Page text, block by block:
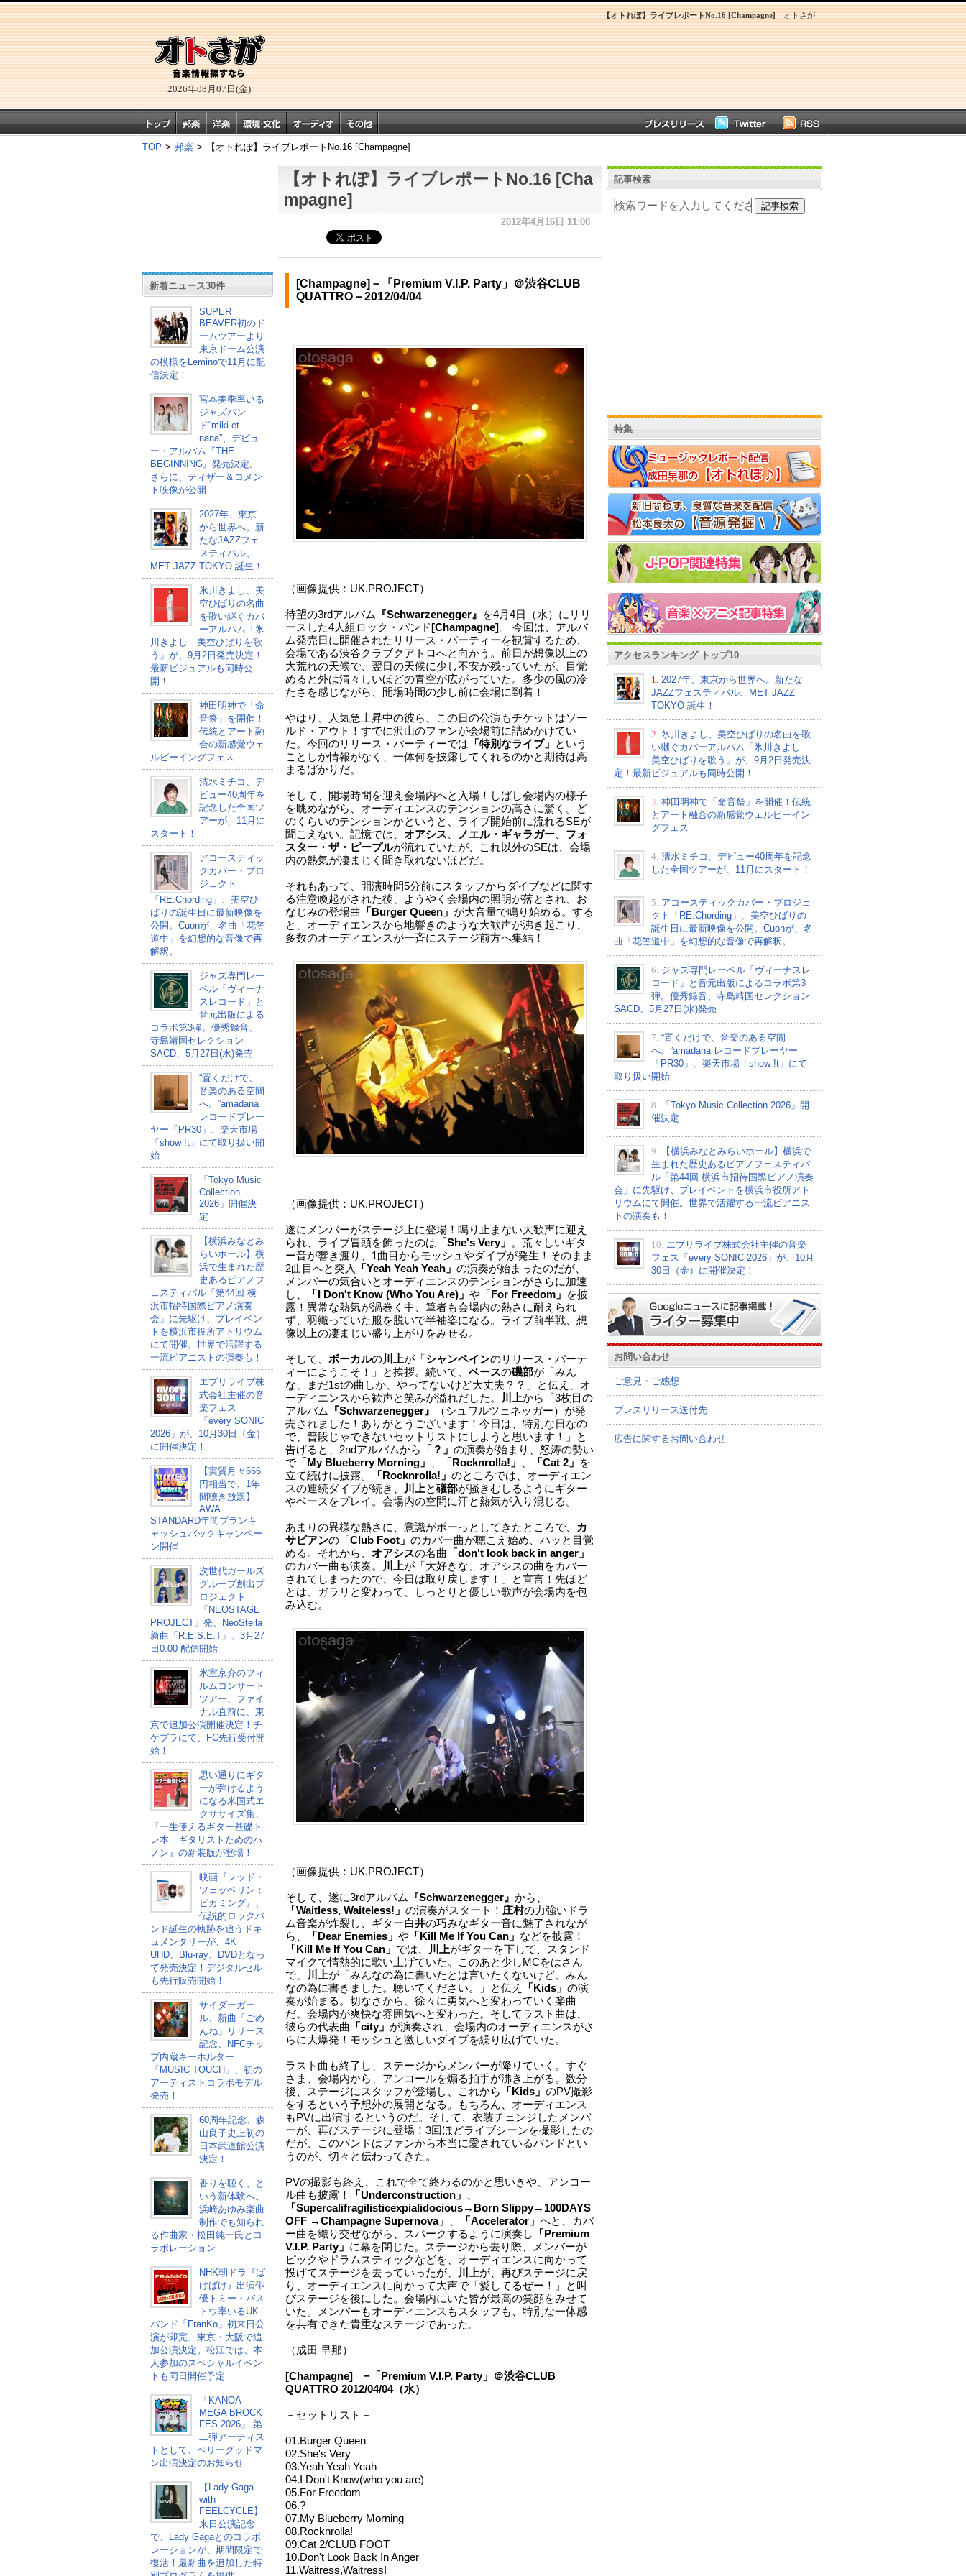
2026年08月07日(金)
オトさが
【オトれぽ】ライブレポートNo.16 [Champagne]
TOP > 邦楽 > 【オトれぽ】ライブレポートNo.16 [Champagne]
新着ニュース30件
SUPER
BEAVER初のド
ームツアーより
東京ドーム公演
の模様をLeminoで11月に配
信決定！
宮本美季率いる
ジャズバン
ド“miki et
nana”、デビュ
ー・アルバム『THE
BEGINNING』発売決定。
さらに、ティザー＆コメン
ト映像が公開
2027年、東京
から世界へ。新
たなJAZZフェ
スティバル、
MET JAZZ TOKYO 誕生！
氷川きよし、美
空ひばりの名曲
を歌い継ぐカバ
ーアルバム「氷
川きよし 美空ひばりを歌
う」が、9月2日発売決定！
最新ビジュアルも同時公
開！
神田明神で「命
音祭」を開催！
伝統とアート融
合の新感覚ウェ
ルビーイングフェス
清水ミチコ、デ
ビュー40周年を
記念した全国ツ
アーが、11月に
スタート！
アコースティッ
クカバー・プロ
ジェクト
「RE:Chording」、美空ひ
ばりの誕生日に最新映像を
公開。Cuonが、名曲「花笠
道中」を幻想的な音像で再
解釈。
ジャズ専門レー
ベル「ヴィーナ
スレコード」と
音元出版による
コラボ第3弾。優秀録音、
寺島靖国セレクション
SACD、5月27日(水)発売
“置くだけで、
音楽のある空間
へ。”amadana
レコードプレー
ヤー「PR30」、楽天市場
「show !t」にて取り扱い開
始
「Tokyo Music
Collection
2026」開催決
定
【横浜みなとみ
らいホール】横
浜で生まれた歴
史あるピアノフ
ェスティバル「第44回 横
浜市招待国際ピアノ演奏
会」に先駆け、プレイベン
トを横浜市役所アトリウム
にて開催。世界で活躍する
一流ピアニストの演奏も！
エブリライブ株
式会社主催の音
楽フェス
「every SONIC
2026」が、10月30日（金）
に開催決定！
【実質月々666
円相当で、1年
間聴き放題】
AWA
STANDARD年間プランキ
ャッシュバックキャンペー
ン開催
次世代ガールズ
グループ創出プ
ロジェクト
「NEOSTAGE
PROJECT」発、NeoStella
新曲「R.E.S.E.T」、3月27
日0:00 配信開始
氷室京介のフィ
ルムコンサート
ツアー、ファイ
ナル直前に、東
京で追加公演開催決定！チ
ケプラにて、FC先行受付開
始！
思い通りにギタ
ーが弾けるよう
になる米国式エ
クササイズ集、
『一生使えるギター基礎ト
レ本 ギタリストためのハ
ノン』の新装版が登場！
映画『レッド・
ツェッペリン：
ビカミング』、
伝説的ロックバ
ンド誕生の軌跡を追うドキ
ュメンタリーが、4K
UHD、Blu-ray、DVDとなっ
て発売決定！デジタルセル
も先行販売開始！
サイダーガー
ル、新曲「ごめ
んね」リリース
記念、NFCチッ
プ内蔵キーホルダー
「MUSIC TOUCH」、初の
アーティストコラボモデル
発売！
60周年記念、森
山良子史上初の
日本武道館公演
決定！
香りを聴く、と
いう新体験へ。
浜崎あゆみ楽曲
制作でも知られ
る作曲家・松田純一氏とコ
ラボレーション
NHK朝ドラ『ば
けばけ』出演俳
優トミー・バス
トウ率いるUK
バンド「FranKo」初来日公
演が即完、東京・大阪で追
加公演決定。松江では、本
人参加のスペシャルイベン
トも同日開催予定
「KANOA
MEGA BROCK
FES 2026」 第
二弾アーティス
トとして、ベリーグッドマ
ン出演決定のお知らせ
【Lady Gaga
with
FEELCYCLE】
来日公演記念
で、Lady Gagaとのコラボ
レーションが、期間限定で
復活！最新曲を追加した特
【オトれぽ】ライブレポートNo.16 [Cha
mpagne]
2012年4月16日 11:00
[Champagne]－「Premium V.I.P. Party」＠渋谷CLUB
QUATTRO－2012/04/04
（画像提供：UK.PROJECT）
待望の3rdアルバム 『Schwarzenegger』
を4月4日（水）にリリ
ースした4人組ロック・バンド [Champagne] 。 今回は、アルバ
ム発売日に開催されたリリース・パーティーを観賞するため、
会場である渋谷クラブクアトロへと向かう。前日が想像以上の
大荒れの天候で、翌日の天候に少し不安が残っていたが、目覚
めると外は清々しいほどの青空が広がっていた。多少の風の冷
たさを感じながら、開場時間の少し前に会場に到着！
やはり、人気急上昇中の彼ら、この日の公演もチケットはソー
ルド・アウト！すでに沢山のファンが会場前に詰めかけてい
た。今回のリリース・パーティーでは 「特別なライブ」
という
ことしか情報がなく、一体何を披露してくれるのかと期待は高
まるばかりだ。
そして、開場時間を迎え会場内へと入場！しばし会場内の様子
を眺めながら、オーディエンスのテンションの高さに驚く。ど
のくらいのテンションかというと、ライブ開始前に流れるSEが
聞こえない。記憶では、 オアシス ノエル・ギャラガー、 フォ
スター・ザ・ピープルが流れていたが、これ以外のSEは、会場
内の熱気が凄まじく聞き取れないほどだ。
それもあって、開演時間5分前にスタッフからダイブなどに関す
る注意喚起がされた後、ようやく会場内の照明が落とされ、お
なじみの登場曲 「Burger Queen」 が大音量で鳴り始める。する
と、オーディエンスから地響きのような大歓声が沸き起こり、
多数のオーディエンスが一斉にステージ前方へ集結！
（画像提供：UK.PROJECT）
遂にメンバーがステージ上に登場！鳴り止まない大歓声に迎え
られ、ライブ冒頭を飾ったのは 「She's Very」
。荒々しいギタ
ー音が響き渡り、1曲目からモッシュやダイブが発生！そのまま
2曲目へと突入
「Yeah Yeah Yeah」 の演奏が始まったのだが、
メンバーの気合いとオーディエンスのテンションがさらに加速
し、
「I Don't Know (Who You Are)」 や「For Freedom」
を披
露！異常な熱気が渦巻く中、筆者も会場内の熱さに耐えられ
ず、羽織っていた服を脱いで半袖姿になる。ライブ前半戦、想
像以上の凄まじい盛り上がりをみせる。
そして、 ボーカルの川上が「 シャンペインのリリース・パーテ
ィーにようこそ！」と挨拶。続いて、 ベースの磯部が「みん
な、まだ1stの曲しか、やってないけど大丈夫？？」と伝え、オ
ーディエンスから歓声と笑みが溢れだした。
川上から「3枚目の
アルバム 『Schwarzenegger』
（シュワルツェネッガー）が発
売されました！ありがとうございます！今日は、特別な日なの
で、普段じゃできないセットリストにしようと思います！」と
告げると、2ndアルバムから 「？」 の演奏が始まり、怒涛の勢い
で「My Blueberry Morning」 「Rocknrolla!」 「Cat 2」
を
立て続けに披露。
「Rocknrolla!」 のところでは、オーディエン
スの連続ダイブが続き、
川上と礒部が掻きむしるようにギター
やベースをプレイ。会場内の空間に汗と熱気が入り混じる。
あまりの異様な熱さに、意識がボーっとしてきたところで、
カ
サビアンの「Club Foot」 のカバー曲が聴こえ始め、ハッと目覚
める。それから、 オアシスの名曲 「don't look back in anger」
のカバー曲も演奏。
川上が「大好きな、オアシスの曲をカバー
されてしまったので、今日は取り戻します！」と宣言！先ほど
とは、ガラリと変わって、しっとりと優しい歌声が会場内を包
み込む。
（画像提供：UK.PROJECT）
そして、遂に3rdアルバム 『Schwarzenegger』 から、
「Waitless, Waiteless!」 の演奏がスタート！ 庄村の力強いドラ
ム音楽が炸裂し、ギター白井の巧みなギター音に魅了されなが
ら、
「Dear Enemies」 や「Kill Me If You Can」 などを披露！
「Kill Me If You Can」 では、 川上がギターを下して、スタンド
マイクで情熱的に歌い上げていた。このあと少しMCをはさん
で、
川上が「みんなの為に書いたとは言いたくないけど、みん
なの為に書きました。聴いてください。」と伝え
「Kids」 の演
奏が始まる。切なさから、徐々に勇気へと変わっていく楽曲
だ。会場内が爽快な雰囲気へと変わった。そしてラスト曲は、
彼らの代表曲 「city」 が演奏され、会場内のオーディエンスがさ
らに大爆発！モッシュと激しいダイブを繰り広げていた。
ラスト曲も終了し、ステージからメンバーが降りていく。すぐ
さま、会場内から、アンコールを煽る拍手が沸き上がる。数分
後、ステージにスタッフが登場し、これから 「Kids」 のPV撮影
をするという予想外の展開となる。もちろん、オーディエンス
もPVに出演するというのだ。そして、衣装チェンジしたメンバ
ーが、再びステージに登場！3回ほどライブシーンを撮影したの
だが、このバンドはファンから本当に愛されているバンドとい
うのが、切々と伝わってきた。
PVの撮影も終え、これで全て終わるのかと思いきや、アンコー
ル曲も披露！
「Underconstruction」
「Supercalifragilisticexpialidocious→Born Slippy→100DAYS
OFF →Champagne Supernova」
「Accelerator」 へと、カバ
ー曲を織り交ぜながら、スパークするように演奏し 「Premium
V.I.P. Party」 に幕を閉じた。ステージから去り際、メンバーが
ピックやドラムスティックなどを、オーディエンスに向かって
投げてステージを去っていったが、
川上が、再びステージに戻
り、オーディエンスに向かって大声で「愛してるぜー！」と叫
びステージを後にした。会場内にいた皆が最高の笑顔をみせて
いた。メンバーもオーディエンスもスタッフも、特別な一体感
を共有できた貴重なステージであった。
（成田 早那）
[Champagne] −「Premium V.I.P. Party」＠渋谷CLUB
QUATTRO 2012/04/04（水）
－セットリスト－
01.Burger Queen
02.She's Very
03.Yeah Yeah Yeah
04.I Don't Know(who you are)
05.For Freedom
06.?
07.My Blueberry Morning
08.Rocknrolla!
09.Cat 2/CLUB FOOT
10.Don't Look Back In Anger
11.Waitress,Waitress!
記事検索
特集
アクセスランキング トップ10
1.
2027年、東京から世界へ。新たな
JAZZフェスティバル、MET JAZZ
TOKYO 誕生！
2. 氷川きよし、美空ひばりの名曲を歌
い継ぐカバーアルバム「氷川きよし
美空ひばりを歌う」が、9月2日発売決
定！最新ビジュアルも同時公開！
3. 神田明神で「命音祭」を開催！伝統
とアート融合の新感覚ウェルビーイン
グフェス
4. 清水ミチコ、デビュー40周年を記念
した全国ツアーが、11月にスタート！
5. アコースティックカバー・プロジェ
クト「RE:Chording」、美空ひばりの
誕生日に最新映像を公開。Cuonが、名
曲「花笠道中」を幻想的な音像で再解釈。
6. ジャズ専門レーベル「ヴィーナスレ
コード」と音元出版によるコラボ第3
弾。優秀録音、寺島靖国セレクション
SACD、5月27日(水)発売
7. “置くだけで、音楽のある空間
へ。”amadana レコードプレーヤー
「PR30」、楽天市場「show !t」にて
取り扱い開始
8.
「Tokyo Music Collection 2026」開
催決定
9.
【横浜みなとみらいホール】横浜で
生まれた歴史あるピアノフェスティバ
ル「第44回 横浜市招待国際ピアノ演奏
会」に先駆け、プレイベントを横浜市役所アト
リウムにて開催。世界で活躍する一流ピアニス
トの演奏も！
10. エブリライブ株式会社主催の音楽
フェス「every SONIC 2026」が、10月
30日（金）に開催決定！
お問い合わせ
ご意見・ご感想
プレスリリース送付先
広告に関するお問い合わせ